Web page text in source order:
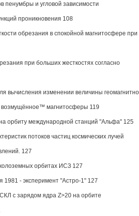
пенумбры и угловой зависимости
проникновения 108
обрезания в спокойной магнитосфере
при больших жесткостях согласно
вычисления изменении величины
возмущённое™ магнитосферы 119
орбиту международной станций "Альфа" 125
потоков частиц космических лучей
127
орбитах ИСЗ 127
- эксперимент "Астро-1" 127
с зарядом ядра Z>20 на орбите